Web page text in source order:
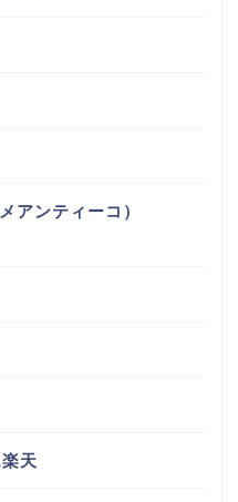
アンティーコ）
天